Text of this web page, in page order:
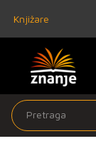
Knjižare